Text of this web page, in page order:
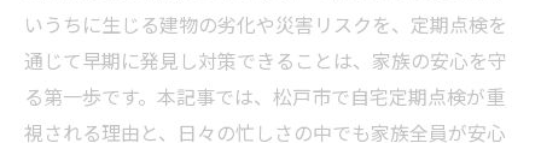
いうちに生じる建物の劣化や災害リスクを、定期点検を
通じて早期に発見し対策できることは、家族の安心を守
る第一歩です。本記事では、松戸市で自宅定期点検が重
視される理由と、日々の忙しさの中でも家族全員が安心